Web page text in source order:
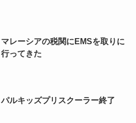
マレーシアの税関にEMSを取りに
行ってきた
パルキッズプリスクーラー終了